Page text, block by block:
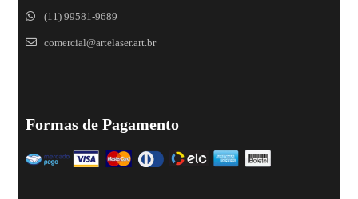
(11) 99581-9689
comercial@artelaser.art.br
Formas de Pagamento